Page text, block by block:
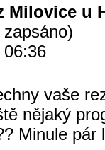
Milovice u
zapsáno)
06:36
vaše
nějaký
Minule